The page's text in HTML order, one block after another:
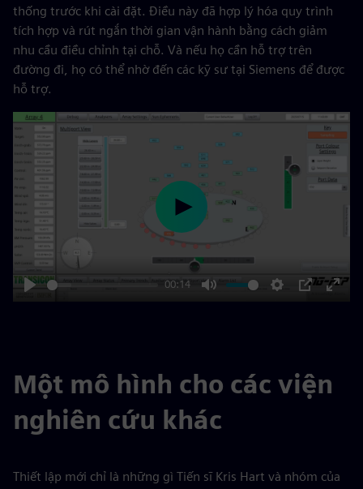
thống trước khi cài đặt. Điều này đã hợp lý hóa quy trình
tích hợp và rút ngắn thời gian vận hành bằng cách giảm
nhu cầu điều chỉnh tại chỗ. Và nếu họ cần hỗ trợ trên
đường đi, họ có thể nhờ đến các kỹ sư tại Siemens để được
hỗ trợ.
Play
00:14
Mute Settings
PIP
Play
Một mô hình cho các viện
nghiên cứu khác
Thiết lập mới chỉ là những gì Tiến sĩ Kris Hart và nhóm của